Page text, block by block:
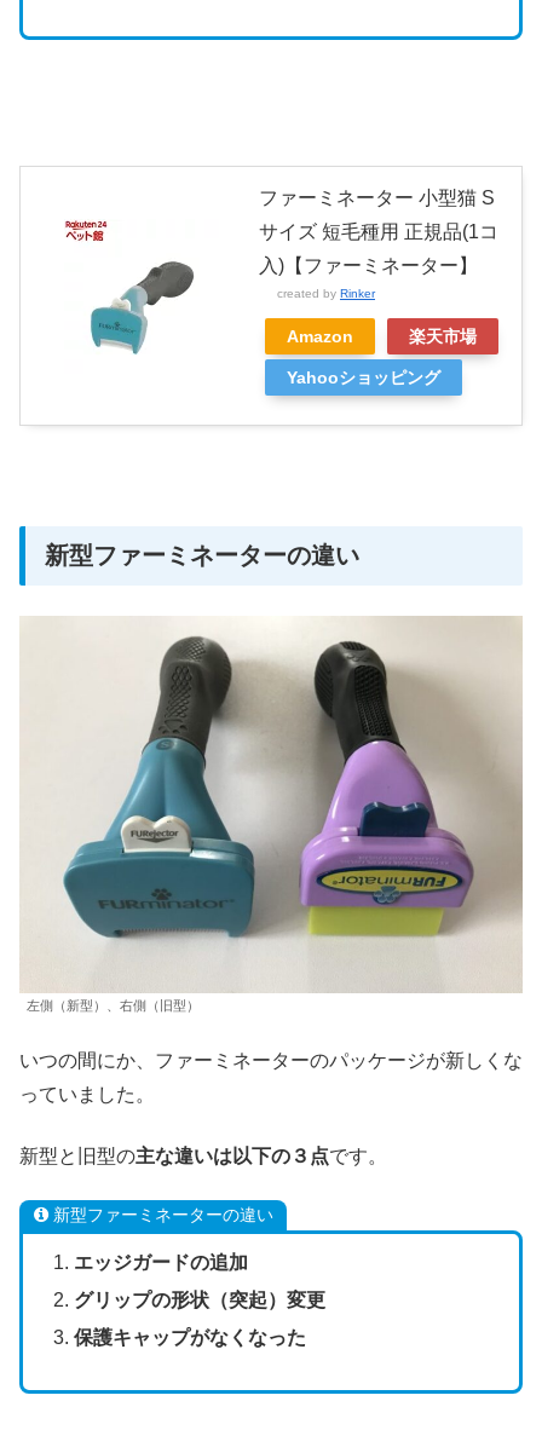
ファーミネーター 小型猫 S
サイズ 短毛種用 正規品(1コ
入)【ファーミネーター】
created by Rinker
Amazon 楽天市場
Yahooショッピング
新型ファーミネーターの違い
左側（新型）、右側（旧型）
いつの間にか、ファーミネーターのパッケージが新しくな
っていました。
新型と旧型の主な違いは以下の３点です。
新型ファーミネーターの違い
エッジガードの追加
グリップの形状（突起）変更
保護キャップがなくなった